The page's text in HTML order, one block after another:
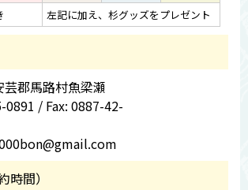
左記に加え、杉グッズをプレゼント
芸郡馬路村魚梁瀬
/ Fax: 0887-42-
時間）